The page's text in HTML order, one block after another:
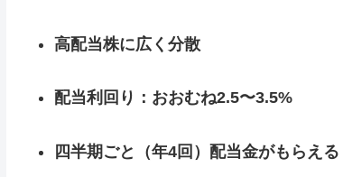
高配当株に広く分散
配当利回り：おおむね2.5〜3.5%
四半期ごと（年4回）配当金がもらえる